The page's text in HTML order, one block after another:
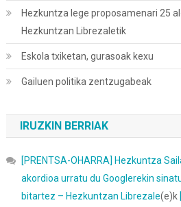
Hezkuntza lege proposamenari 25
Hezkuntzan Librezaletik
Eskola txiketan, gurasoak kexu
Gailuen politika zentzugabeak
IRUZKIN BERRIAK
[PRENTSA-OHARRA] Hezkuntza
akordioa urratu du Googlerekin
bitartez – Hezkuntzan Librezale(e)k